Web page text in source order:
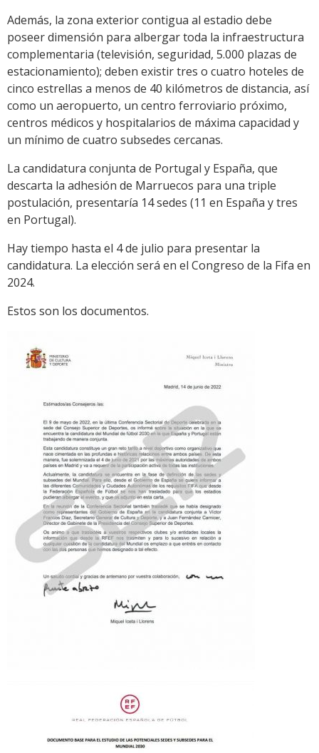
Además, la zona exterior contigua al estadio debe
poseer dimensión para albergar toda la infraestructura
complementaria (televisión, seguridad, 5.000 plazas de
estacionamiento); deben existir tres o cuatro hoteles de
cinco estrellas a menos de 40 kilómetros de distancia, así
como un aeropuerto, un centro ferroviario próximo,
centros médicos y hospitalarios de máxima capacidad y
un mínimo de cuatro subsedes cercanas.
La candidatura conjunta de Portugal y España, que
descarta la adhesión de Marruecos para una triple
postulación, presentaría 14 sedes (11 en España y tres
en Portugal).
Hay tiempo hasta el 4 de julio para presentar la
candidatura. La elección será en el Congreso de la Fifa en
2024.
Estos son los documentos.